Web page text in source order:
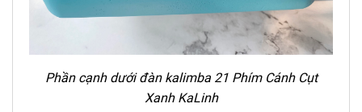
Phần cạnh dưới đàn kalimba 21 Phím Cánh Cụt
Xanh KaLinh